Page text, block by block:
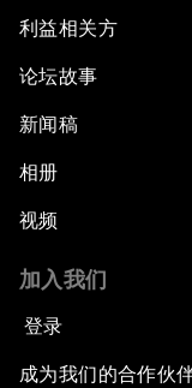
利益相关方
论坛故事
新闻稿
相册
视频
加入我们
登录
成为我们的合作伙